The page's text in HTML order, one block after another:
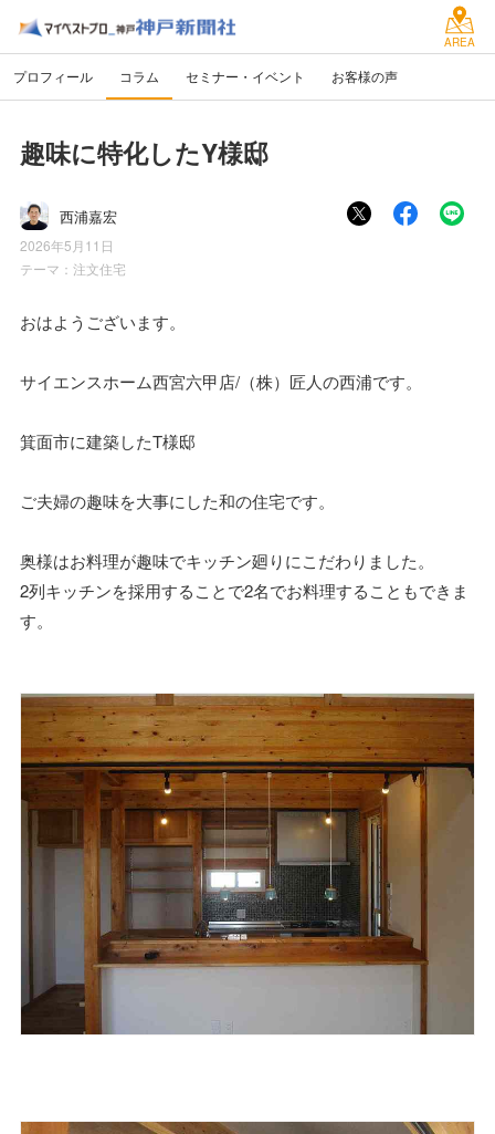
AREA
プロフィール コラム セミナー・イベント お客様の声
趣味に特化したY様邸
西浦嘉宏
2026年5月11日
テーマ： 注文住宅
おはようございます。
サイエンスホーム西宮六甲店/（株）匠人の西浦です。
箕面市に建築したT様邸
ご夫婦の趣味を大事にした和の住宅です。
奥様はお料理が趣味でキッチン廻りにこだわりました。
2列キッチンを採用することで2名でお料理することもできま
す。